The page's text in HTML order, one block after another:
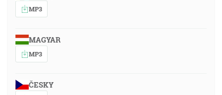
MP3
MAGYAR
MP3
ČESKY